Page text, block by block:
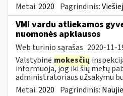
Metai: 2020 Pagrindinis:
VMI vardu atliekamos
nuomonės apklausos
Web turinio sąrašas 2020-11-
Valstybinė mokesčių
informuoja, jog iki šių metų
administratoriaus užsakymu
Metai: 2020 Pagrindinis: